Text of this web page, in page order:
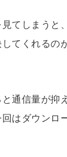
てしまうと
てくれるの
通信量が抑
はダウンロ